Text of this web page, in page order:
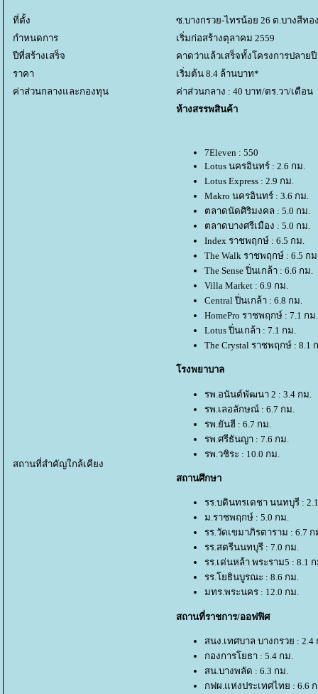
ที่ตั้ง
ซ.บางกรวย-ไทรน้อย 26 ต.บางสีทอ
กำหนดการ
เริ่มก่อสร้างตุลาคม 2559
ปีที่สร้างเสร็จ
คาดว่าแล้วเสร็จทั้งโครงการปลายปี
ราคา
เริ่มต้น 8.4 ล้านบาท*
ค่าส่วนกลางและกองทุน
ค่าส่วนกลาง : 40 บาท/ตร.วา/เดือน
สถานที่สำคัญใกล้เคียง
ห้างสรรพสินค้า
7Eleven : 550
Lotus นครอินทร์ : 2.6 กม.
Lotus Express : 2.9 กม.
Makro นครอินทร์ : 3.6 กม.
ตลาดนัดศิริมงคล : 5.0 กม.
ตลาดบางศรีเมือง : 5.0 กม.
Index ราชพฤกษ์ : 6.5 กม.
The Walk ราชพฤกษ์ : 6.5 ก
The Sense ปิ่นเกล้า : 6.6 กม.
Villa Market : 6.9 กม.
Central ปิ่นเกล้า : 6.8 กม.
HomePro ราชพฤกษ์ : 7.1 กม.
Lotus ปิ่นเกล้า : 7.1 กม.
The Crystal ราชพฤกษ์ : 8.1
รงพยาบาล
รพ.อนันต์พัฒนา 2 : 3.4 กม.
รพ.เลอลักษณ์ : 6.7 กม.
รพ.ยันฮี : 6.7 กม.
รพ.ศรีธันญา : 7.6 กม.
รพ.วชิระ : 10.0 กม.
สถานศึกษา
รร.บดินทรเดชา นนทบุรี :
ม.ราชพฤกษ์ : 5.0 กม.
รร.วัดเขมาภิรตาราม : 6.7 ก
รร.สตรีนนทบุรี : 7.0 กม.
รร.เด่นหล้า พระราม5 : 8.1
รร.โยธินบูรณะ : 8.6 กม.
มทร.พระนคร : 12.0 กม.
สถานที่ราชการ/ออฟฟิศ
สนง.เทศบาล บางกรวย : 2.4
กองการโยธา : 5.4 กม.
สน.บางพลัด : 6.3 กม.
กฟผ.แห่งประเทศไทย : 6.6